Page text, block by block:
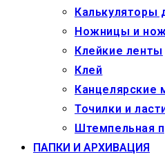
Калькуляторы
Ножницы и
Клейкие ленты
Клей
Канцелярские
Точилки и
Штемпельная
ПАПКИ И АРХИВАЦИЯ